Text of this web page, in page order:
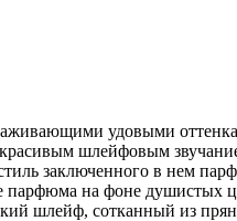
удовыми
шлейфовым
заключенного в нем
парфюма на фоне душистых
шлейф, сотканный из